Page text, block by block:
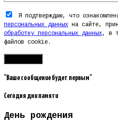
Я подтверждаю, что
персональных данных на сайте,
обработку персональных данных, в
файлов cookie.
"Ваше сообщение будет первым"
Сегодня дни памяти
День рождения